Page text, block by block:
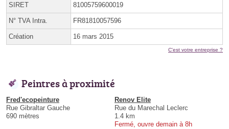
SIRET 81005759600019
N° TVA Intra. FR81810057596
Création 16 mars 2015
C'est votre entreprise ?
Peintres à proximité
Fred'ecopeinture
Rue Gibraltar Gauche
690 mètres
Renov Elite
Rue du Marechal Leclerc
1.4 km
Fermé, ouvre demain à 8h